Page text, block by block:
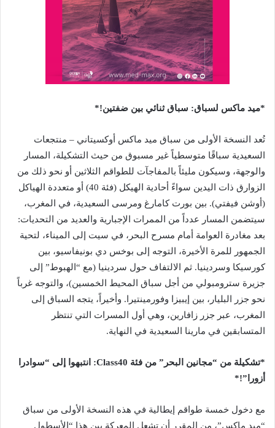
*ميد ماكس لسباق: سباق ثنائي بين ضفتين!*
تُعد النسخة الأولى من سباق ميد ماكس أوكسيتاني – منتجعات
السعيدية سباقًا متوسطياً غير مسبوق من حيث التشكيلة، المسار
والوجهة، وسيكون مليئاً بالمفاجآت للطواقم الثلاثين أو نحو ذلك من
الزوارق ذات اليدين سواءً أحادية الهيكل (فئة 40) أو متعددة الهياكل
(أوشن فيفتي). بين بورت كامارغ ومرسى السعيدية، في المغرب،
سيتضمن المسار عدداً من الممرات الإجبارية والعديد من التحديات:
بعد مغادرة العوامة أمام مسرح البحر، في سيت إلى الميناء، لتحية
الجمهور للمرة الأخيرة، التوجه إلى بوخس دي بونيفاسيو، بين
كورسيكا وسردينيا. ثم الالتفاف حول سردينيا (مع “الهبوط” إلى
جزيرة سترومبولي من أجل سباق المحيط الخمسين)، والتوجه غرباً
نحو جزر البليار، بين إيبيزا وفورمينتيرا. وأخيراً، يتجه السباق إلى
المغرب، عبر جزر زافارين، وهي أول المسرات التي تنتظر
المتسابقين في مارينا السعيدية في النهاية.
*تشكيلة من “مجانين البحر” من فئة Class40: انتبهوا إلى “سوادرا
أزورا”!*
مع دخول خمسة طواقم إيطالية في هذه النسخة الأولى من سباق
“ميد ماكس”، من المقرر أن تشعل المعركة بين هذا “الأسطول